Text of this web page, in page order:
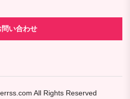
問い合わせ
All Rights Reserved